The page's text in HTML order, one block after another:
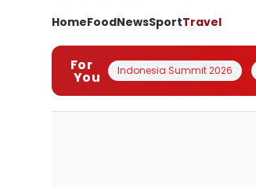
HomeFoodNewsSportTravel
For
You Indonesia Summit 2026